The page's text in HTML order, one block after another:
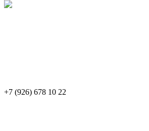
+7 (926) 678 10 22